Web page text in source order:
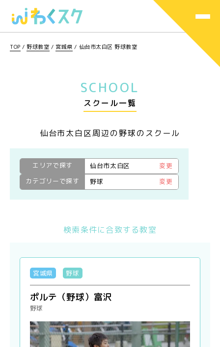
TOP / 野球教室 / 宮城県 / 仙台市太白区 野球教室
SCHOOL
スクール一覧
仙台市太白区周辺の野球のスクール
エリアで探す 仙台市太白区
変更
カテゴリーで探す
野球 変更
検索条件に合致する教室
宮城県 野球
ポルテ（野球）富沢
野球